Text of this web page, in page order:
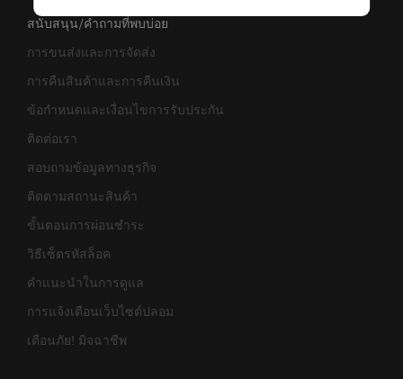
สนับสนุน/คำถามที่พบบ่อย
การขนส่งและการจัดส่ง
การคืนสินค้าและการคืนเงิน
ข้อกำหนดและเงื่อนไขการรับประกัน
ติดต่อเรา
สอบถามข้อมูลทางธุรกิจ
ติดตามสถานะสินค้า
ขั้นตอนการผ่อนชำระ
วิธีเซ็ตรหัสล็อค
คำแนะนำในการดูแล
การแจ้งเตือนเว็บไซต์ปลอม
เตือนภัย! มิจฉาชีพ